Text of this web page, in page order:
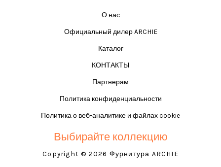
О нас
Официальный дилер ARCHIE
Каталог
КОНТАКТЫ
Партнерам
Политика конфиденциальности
Политика о веб-аналитике и файлах cookie
Выбирайте коллекцию
Copyright © 2026 Фурнитура ARCHIE